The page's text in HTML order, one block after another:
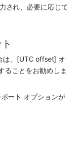
され、必要に応じて
は、[UTC offset] オ
ることをお勧めしま
ート オプションが